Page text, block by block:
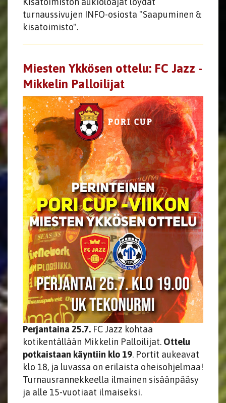
turnaussivujen INFO-osiosta "Saapuminen &
kisatoimisto".
Miesten Ykkösen ottelu: FC Jazz -
Mikkelin Palloilijat
Perjantaina 25.7. FC Jazz kohtaa
kotikentällään Mikkelin Palloilijat. Ottelu
potkaistaan käyntiin klo 19. Portit aukeavat
klo 18, ja luvassa on erilaista oheisohjelmaa!
Turnausrannekkeella ilmainen sisäänpääsy
ja alle 15-vuotiaat ilmaiseksi.